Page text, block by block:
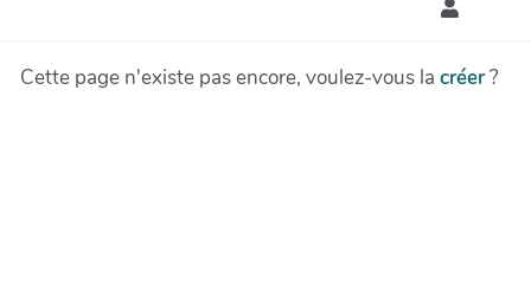
Cette page n'existe pas encore, voulez-vous la créer?